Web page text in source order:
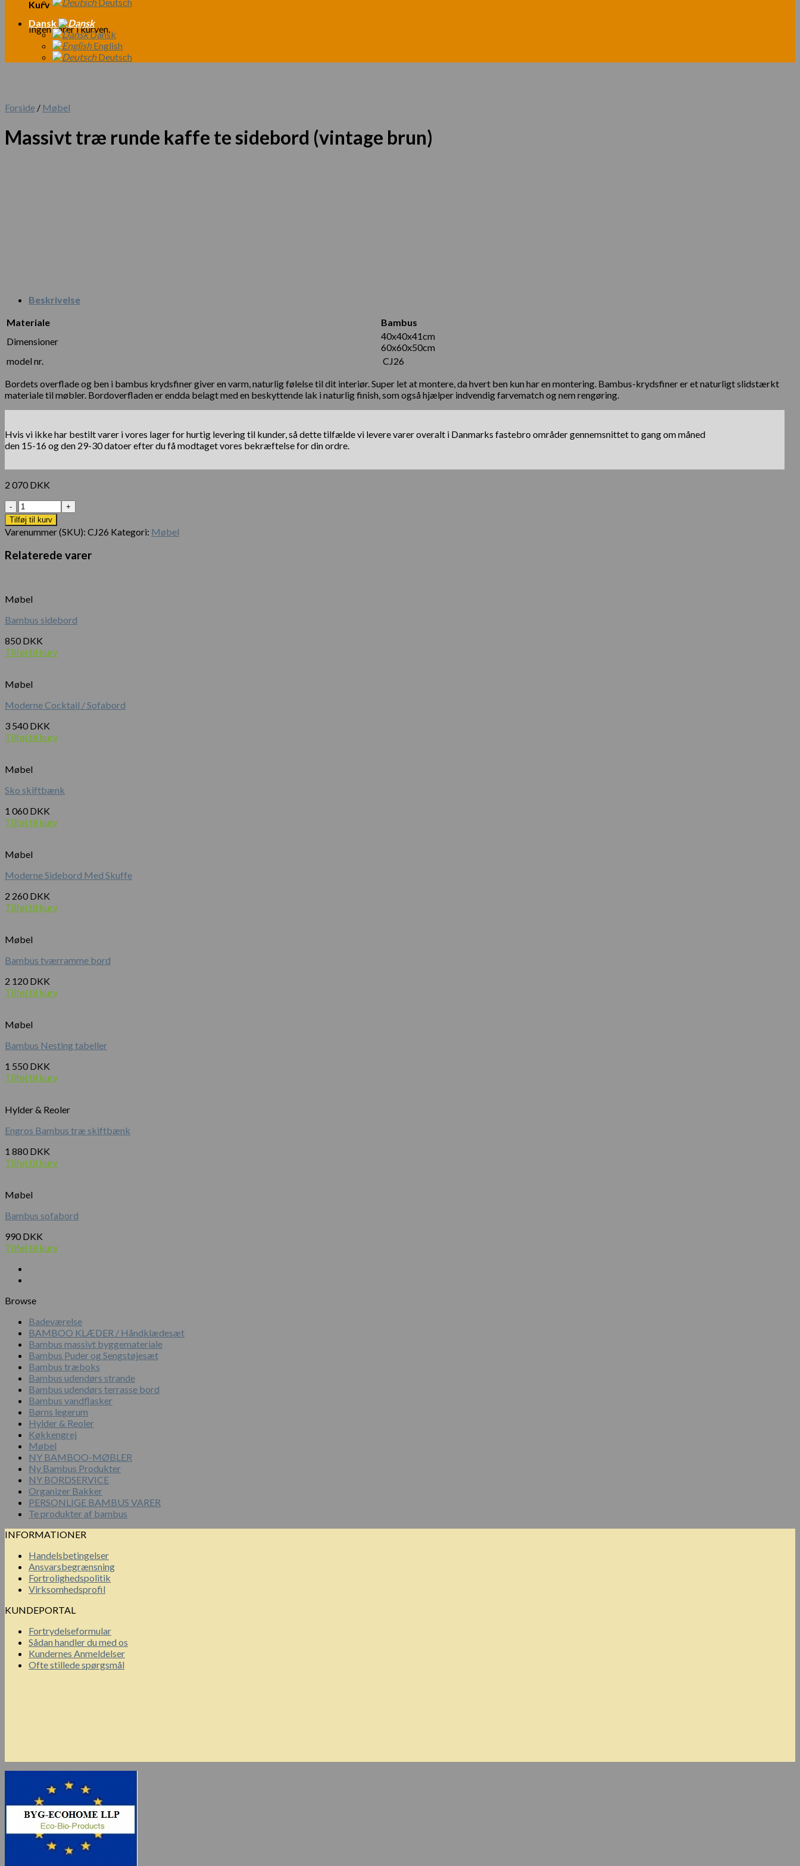
Kurv
Ingen varer i kurven.
Dansk
Dansk
English
Deutsch
Forside / Møbel
Massivt træ runde kaffe te sidebord (vintage brun)
Beskrivelse
Materiale
Bambus
Dimensioner
40x40x41cm
60x60x50cm
model nr.
CJ26
Bordets overflade og ben i bambus krydsfiner giver en varm, naturlig følelse til dit interiør. Super let at montere, da hvert ben kun har en montering. Bambus-krydsfiner er et naturligt slidstærkt
materiale til møbler. Bordoverfladen er endda belagt med en beskyttende lak i naturlig finish, som også hjælper indvendig farvematch og nem rengøring.
Hvis vi ikke har bestilt varer i vores lager for hurtig levering til kunder, så dette tilfælde vi levere varer overalt i Danmarks fastebro områder gennemsnittet to gang om måned
den 15-16 og den 29-30 datoer efter du få modtaget vores bekræftelse for din ordre.
2 070 DKK
Antal
Tilføj til kurv
Varenummer (SKU): CJ26 Kategori: Møbel
Relaterede varer
Møbel
Bambus sidebord
850 DKK
Tilføj til kurv
Møbel
Moderne Cocktail / Sofabord
3 540 DKK
Tilføj til kurv
Møbel
Sko skiftbænk
1 060 DKK
Tilføj til kurv
Møbel
Moderne Sidebord Med Skuffe
2 260 DKK
Tilføj til kurv
Møbel
Bambus tværramme bord
2 120 DKK
Tilføj til kurv
Møbel
Bambus Nesting tabeller
1 550 DKK
Tilføj til kurv
Hylder & Reoler
Engros Bambus træ skiftbænk
1 880 DKK
Tilføj til kurv
Møbel
Bambus sofabord
990 DKK
Tilføj til kurv
Browse
Badeværelse
BAMBOO KLÆDER / Håndklædesæt
Bambus massivt byggemateriale
Bambus Puder og Sengstøjesæt
Bambus træboks
Bambus udendørs strande
Bambus udendørs terrasse bord
Bambus vandflasker
Børns legerum
Hylder & Reoler
Køkkengrej
Møbel
NY BAMBOO-MØBLER
Ny Bambus Produkter
NY BORDSERVICE
Organizer Bakker
PERSONLIGE BAMBUS VARER
Te produkter af bambus
INFORMATIONER
Handelsbetingelser
Ansvarsbegrænsning
Fortrolighedspolitik
Virksomhedsprofil
KUNDEPORTAL
Fortrydelseformular
Sådan handler du med os
Kundernes Anmeldelser
Ofte stillede spørgsmål